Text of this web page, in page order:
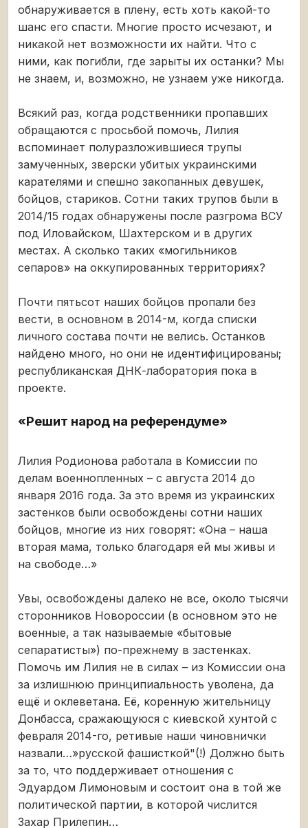
обнаруживается в плену, есть хоть какой-то
шанс его спасти. Многие просто исчезают, и
никакой нет возможности их найти. Что с
ними, как погибли, где зарыты их останки? Мы
не знаем, и, возможно, не узнаем уже никогда.
Всякий раз, когда родственники пропавших
обращаются с просьбой помочь, Лилия
вспоминает полуразложившиеся трупы
замученных, зверски убитых украинскими
карателями и спешно закопанных девушек,
бойцов, стариков. Сотни таких трупов были в
2014/15 годах обнаружены после разгрома ВСУ
под Иловайском, Шахтерском и в других
местах. А сколько таких «могильников
сепаров» на оккупированных территориях?
Почти пятьсот наших бойцов пропали без
вести, в основном в 2014-м, когда списки
личного состава почти не велись. Останков
найдено много, но они не идентифицированы;
республиканская ДНК-лаборатория пока в
проекте.
«Решит народ на референдуме»
Лилия Родионова работала в Комиссии по
делам военнопленных – с августа 2014 до
января 2016 года. За это время из украинских
застенков были освобождены сотни наших
бойцов, многие из них говорят: «Она – наша
вторая мама, только благодаря ей мы живы и
на свободе…»
Увы, освобождены далеко не все, около тысячи
сторонников Новороссии (в основном это не
военные, а так называемые «бытовые
сепаратисты») по-прежнему в застенках.
Помочь им Лилия не в силах – из Комиссии она
за излишнюю принципиальность уволена, да
ещё и оклеветана. Её, коренную жительницу
Донбасса, сражающуюся с киевской хунтой с
февраля 2014-го, ретивые наши чиновнички
назвали…»русской фашисткой"(!) Должно быть
за то, что поддерживает отношения с
Эдуардом Лимоновым и состоит она в той же
политической партии, в которой числится
Захар Прилепин…